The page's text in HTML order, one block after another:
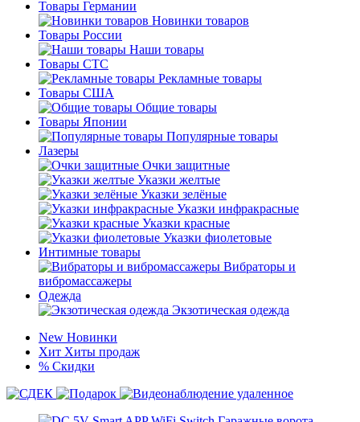
Товары Германии
Новинки товаров
Товары России
Наши товары
Товары СТС
Рекламные товары
Товары США
Общие товары
Товары Японии
Популярные товары
Лазеры
Очки защитные
Указки желтые
Указки зелёные
Указки инфракрасные
Указки красные
Указки фиолетовые
Интимные товары
Вибраторы и
вибромассажеры
Одежда
Экзотическая одежда
New Новинки
Хит Хиты продаж
% Скидки